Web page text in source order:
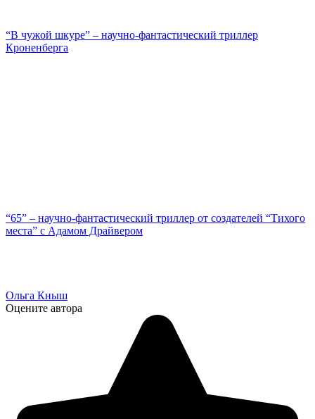
“В чужой шкуре” – научно-фантастический триллер
Кроненберга
“65” – научно-фантастический триллер от создателей “Тихого
места” с Адамом Драйвером
Ольга Кныш
Оцените автора